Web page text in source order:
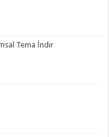
Tema İndir